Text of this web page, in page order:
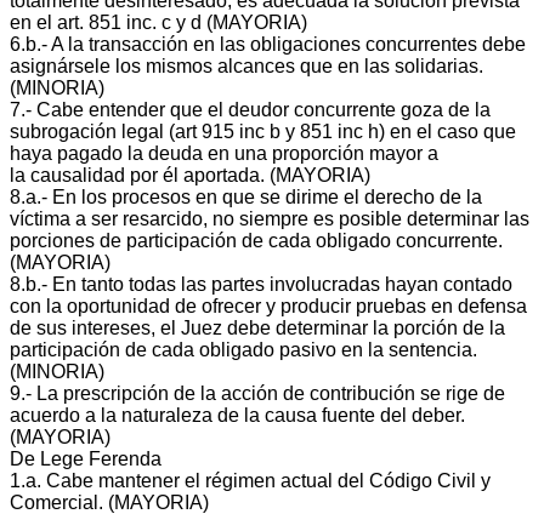
en el art. 851 inc. c y d (MAYORIA)
6.b.‐ A la transacción en las obligaciones concurrentes debe
asignársele los mismos alcances que en las solidarias.
(MINORIA)
7.‐ Cabe entender que el deudor concurrente goza de la
subrogación legal (art 915 inc b y 851 inc h) en el caso que
haya pagado la deuda en una proporción mayor a
la causalidad por él aportada. (MAYORIA)
8.a.‐ En los procesos en que se dirime el derecho de la
víctima a ser resarcido, no siempre es posible determinar las
porciones de participación de cada obligado concurrente.
(MAYORIA)
8.b.‐ En tanto todas las partes involucradas hayan contado
con la oportunidad de ofrecer y producir pruebas en defensa
de sus intereses, el Juez debe determinar la porción de la
participación de cada obligado pasivo en la sentencia.
(MINORIA)
9.‐ La prescripción de la acción de contribución se rige de
acuerdo a la naturaleza de la causa fuente del deber.
(MAYORIA)
De Lege Ferenda
1.a. Cabe mantener el régimen actual del Código Civil y
Comercial. (MAYORIA)